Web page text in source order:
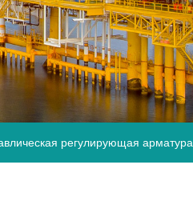
регулирующая арматура